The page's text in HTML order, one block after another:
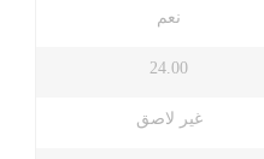
نعم
24.00
غير لاصق